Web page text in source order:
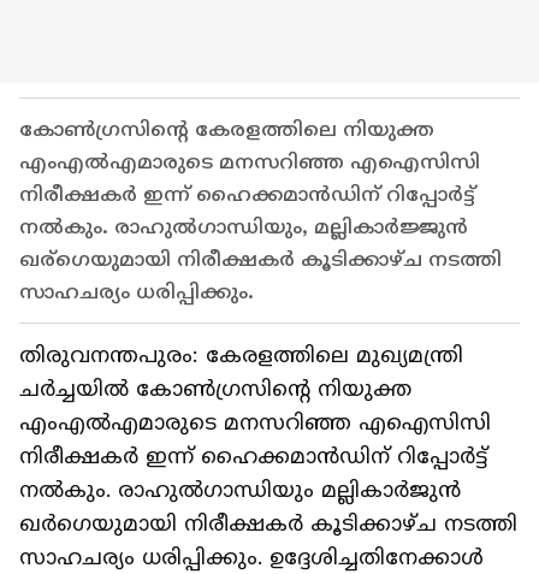
കോൺ​ഗ്രസിന്റെ കേരളത്തിലെ നിയുക്ത
എംഎല്‍എമാരുടെ മനസറിഞ്ഞ എഐസിസി
നിരീക്ഷകര്‍ ഇന്ന് ഹൈക്കമാന്‍ഡിന് റിപ്പോര്‍ട്ട്
നല്‍കും. രാഹുല്‍ഗാന്ധിയും, മല്ലികാര്‍ജ്ജുന്‍
ഖര്ഗെയുമായി നിരീക്ഷകര്‍ കൂടിക്കാഴ്ച നടത്തി
സാഹചര്യം ധരിപ്പിക്കും.
തിരുവനന്തപുരം: കേരളത്തിലെ മുഖ്യമന്ത്രി
ചർച്ചയിൽ കോൺ​ഗ്രസിന്റെ നിയുക്ത
എംഎല്‍എമാരുടെ മനസറിഞ്ഞ എഐസിസി
നിരീക്ഷകര്‍ ഇന്ന് ഹൈക്കമാന്‍ഡിന് റിപ്പോര്‍ട്ട്
നല്‍കും. രാഹുല്‍ഗാന്ധിയും മല്ലികാർജുൻ
ഖർഗെയുമായി നിരീക്ഷകര്‍ കൂടിക്കാഴ്ച നടത്തി
സാഹചര്യം ധരിപ്പിക്കും. ഉദ്ദേശിച്ചതിനേക്കാള്‍